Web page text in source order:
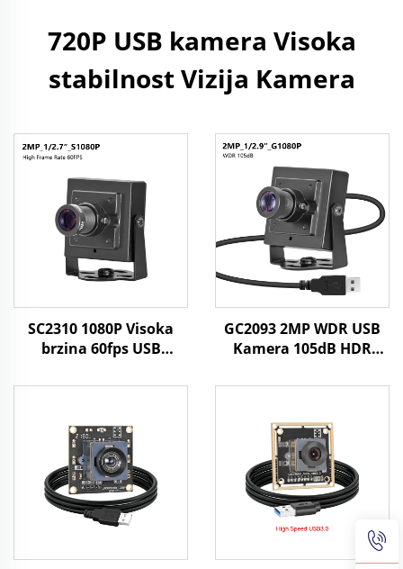
720P USB kamera Visoka
stabilnost Vizija Kamera
SC2310 1080P Visoka
brzina 60fps USB
Plug Play Mini HD
GC2093 2MP WDR USB
Kamera 105dB HDR
and Play s Androidom,
Piom